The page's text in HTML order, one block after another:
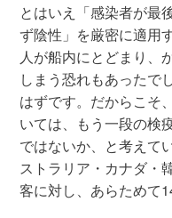
とはいえ「感染者が最
ず陰性」を厳密に適用
人が船内にとどまり、
しまう恐れもあったで
はずです。だからこそ
いては、もう一段の検
ではないか、と考えて
ストラリア・カナダ・
客に対し、あらためて